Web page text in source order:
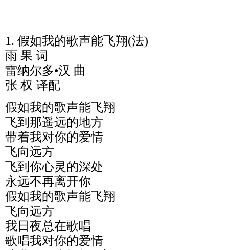
1. 假如我的歌声能飞翔(法)
雨 果 词
雷纳尔多•汉 曲
张 权 译配
假如我的歌声能飞翔
飞到那遥远的地方
带着我对你的爱情
飞向远方
飞到你心灵的深处
永远不再离开你
假如我的歌声能飞翔
飞向远方
我日夜总在歌唱
歌唱我对你的爱情